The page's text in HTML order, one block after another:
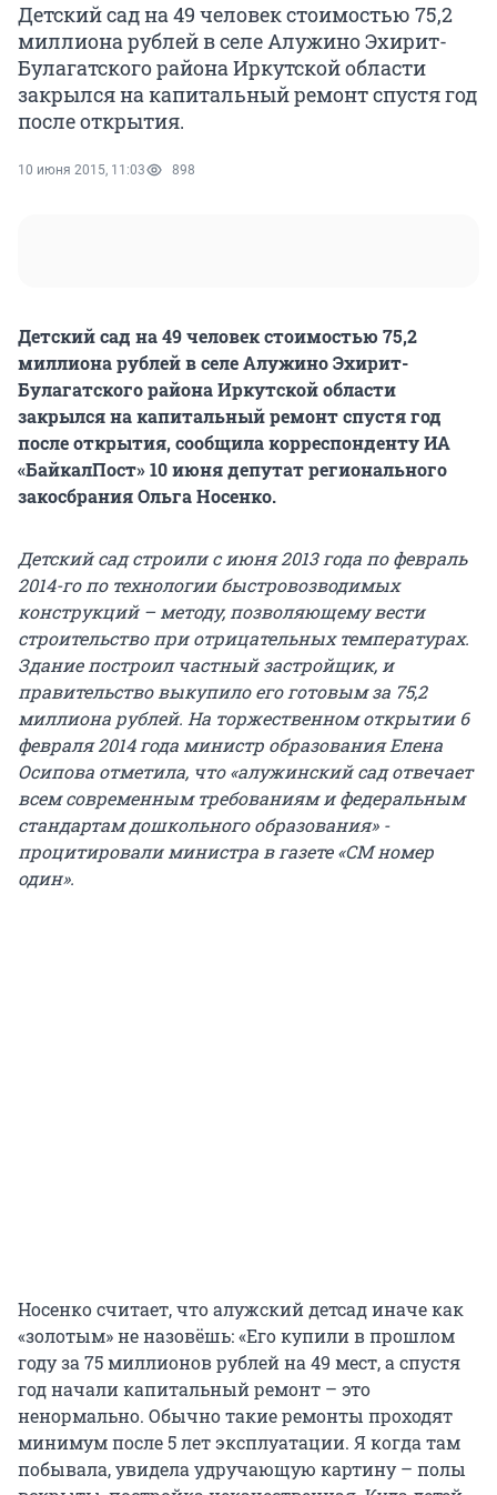
Детский сад на 49 человек стоимостью 75,2
миллиона рублей в селе Алужино Эхирит-
Булагатского района Иркутской области
закрылся на капитальный ремонт спустя год
после открытия.
10 июня 2015, 11:03 898
Детский сад на 49 человек стоимостью 75,2
миллиона рублей в селе Алужино Эхирит-
Булагатского района Иркутской области
закрылся на капитальный ремонт спустя год
после открытия, сообщила корреспонденту ИА
«БайкалПост» 10 июня депутат регионального
закосбрания Ольга Носенко.
Детский сад строили с июня 2013 года по февраль
2014-го по технологии быстровозводимых
конструкций – методу, позволяющему вести
строительство при отрицательных температурах.
Здание построил частный застройщик, и
правительство выкупило его готовым за 75,2
миллиона рублей. На торжественном открытии 6
февраля 2014 года министр образования Елена
Осипова отметила, что «алужинский сад отвечает
всем современным требованиям и федеральным
стандартам дошкольного образования» -
процитировали министра в газете «СМ номер
один».
Носенко считает, что алужский детсад иначе как
«золотым» не назовёшь: «Его купили в прошлом
году за 75 миллионов рублей на 49 мест, а спустя
год начали капитальный ремонт – это
ненормально. Обычно такие ремонты проходят
минимум после 5 лет эксплуатации. Я когда там
побывала, увидела удручающую картину – полы